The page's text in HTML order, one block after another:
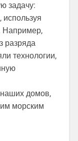
задачу:
используя
Например,
разряда
технологии,
домов,
морским